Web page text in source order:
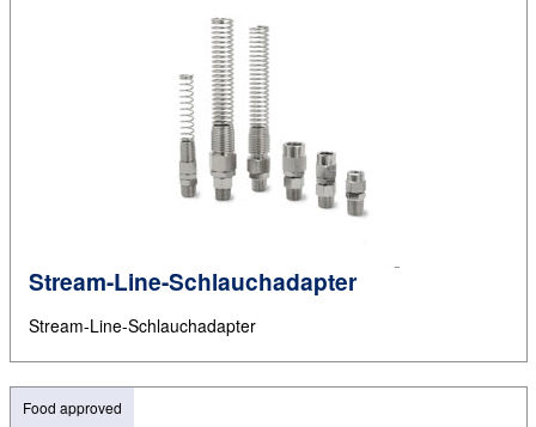
Stream-Line-Schlauchadapter
Stream-Line-Schlauchadapter
Food approved